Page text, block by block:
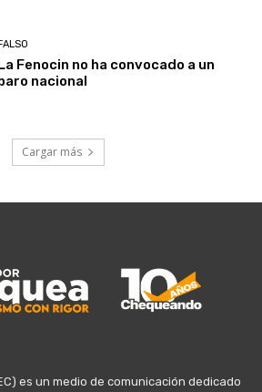
Fenocin no ha convocado a un
nacional
Cargar más
es un medio de comunicación dedicado